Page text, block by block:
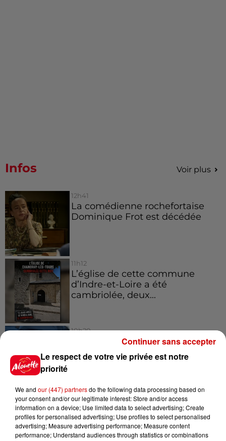
Infos Voir plus
12h41
La comédienne rochefortaise
Dominique Frot est décédée
11h12
L’église de cette commune
d’Indre-et-Loire a été
cambriolée, deux...
10h20
Incendies suspects en Deux-
Sèvres et en Maine-et-Loire :
un...
8h49
Rennes : enquête ouverte après
un accident impliquant un
conducteur...
Le respect de votre vie privée est notre
priorité
We and our (447) partnersdo the following data processing based on
your consent and/or our legitimate interest: Store and/or access
information on a device; Use limited data to select advertising; Create
profiles for personalised advertising; Use profiles to select personalised
advertising; Measure advertising performance; Measure content
performance; Understand audiences through statistics or combinations
Continuer sans accepter